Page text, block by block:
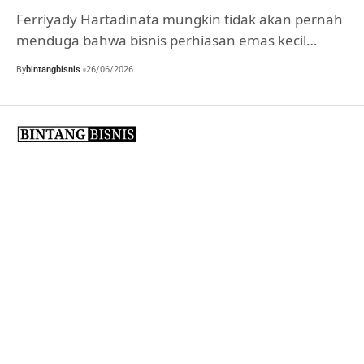
Ferriyady Hartadinata mungkin tidak akan pernah
menduga bahwa bisnis perhiasan emas kecil…
Bybintangbisnis 26/06/2026